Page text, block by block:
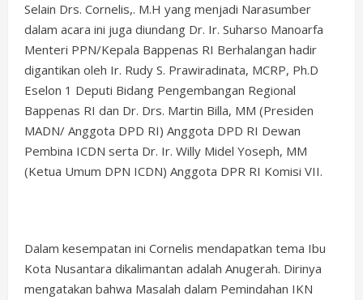
Selain Drs. Cornelis,. M.H yang menjadi Narasumber
dalam acara ini juga diundang Dr. Ir. Suharso Manoarfa
Menteri PPN/Kepala Bappenas RI Berhalangan hadir
digantikan oleh Ir. Rudy S. Prawiradinata, MCRP, Ph.D
Eselon 1 Deputi Bidang Pengembangan Regional
Bappenas RI dan Dr. Drs. Martin Billa, MM (Presiden
MADN/ Anggota DPD RI) Anggota DPD RI Dewan
Pembina ICDN serta Dr. Ir. Willy Midel Yoseph, MM
(Ketua Umum DPN ICDN) Anggota DPR RI Komisi VII.
Dalam kesempatan ini Cornelis mendapatkan tema Ibu
Kota Nusantara dikalimantan adalah Anugerah. Dirinya
mengatakan bahwa Masalah dalam Pemindahan IKN